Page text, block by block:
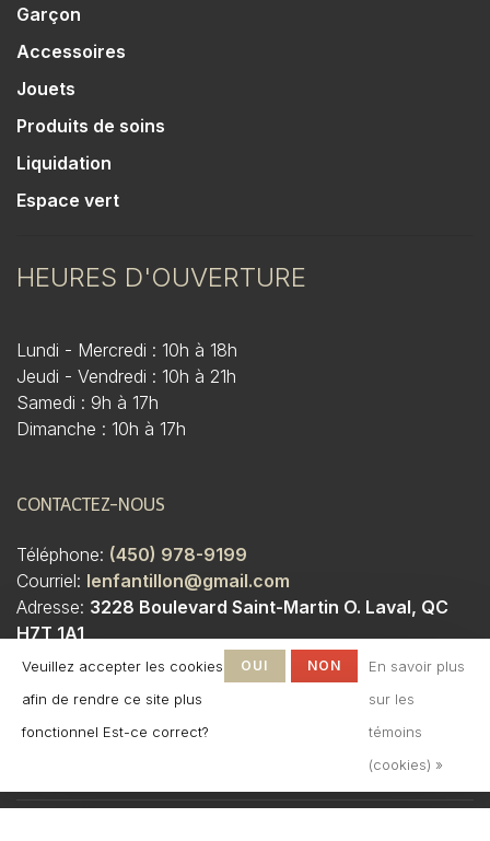
Garçon
Accessoires
Jouets
Produits de soins
Liquidation
Espace vert
HEURES D'OUVERTURE
Lundi - Mercredi : 10h à 18h
Jeudi - Vendredi : 10h à 21h
Samedi : 9h à 17h
Dimanche : 10h à 17h
CONTACTEZ-NOUS
Téléphone: (450) 978-9199
Courriel: lenfantillon@gmail.com
Adresse: 3228 Boulevard Saint-Martin O. Laval, QC
H7T 1A1
Veuillez accepter les cookies
afin de rendre ce site plus
fonctionnel Est-ce correct?
OUI NON
En savoir plus
sur les
témoins
(cookies) »